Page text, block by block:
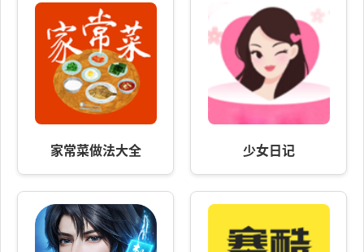
家常菜做法大全 少女日记